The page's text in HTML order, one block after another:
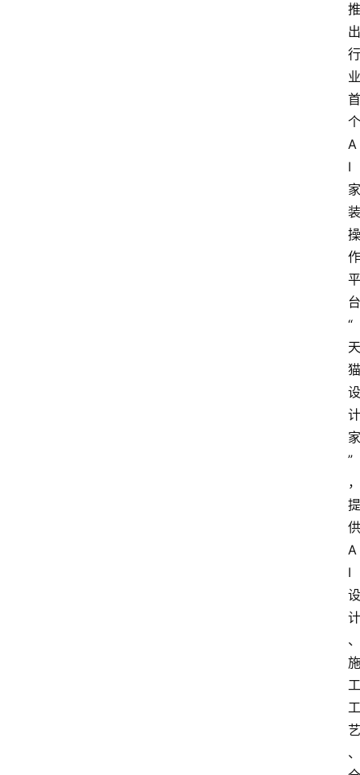
推
出
行
业
首
个
A
I
家
装
操
作
平
台
“
天
猫
设
计
家
”
，
提
供
A
I
设
计
、
施
工
工
艺
、